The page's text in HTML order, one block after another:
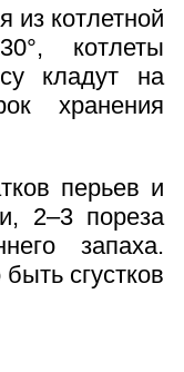
из котлетной
котлеты
кладут на
хранения
перьев и
2–3 пореза
запаха.
сгустков